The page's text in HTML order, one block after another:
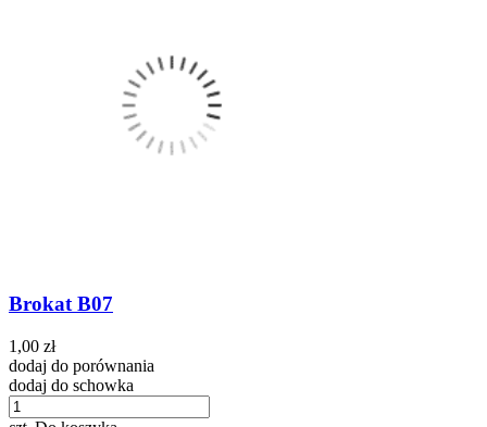
Brokat B07
1,00 zł
dodaj do porównania
dodaj do schowka